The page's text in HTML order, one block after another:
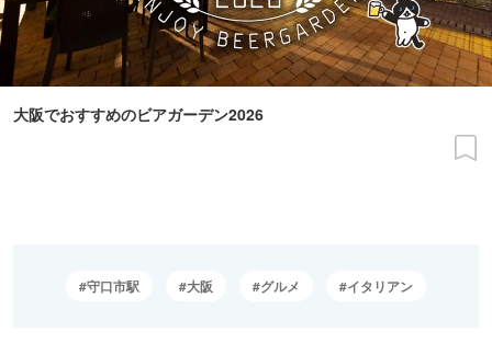
大阪でおすすめのビアガーデン2026
守口市駅 大阪 グルメ イタリアン